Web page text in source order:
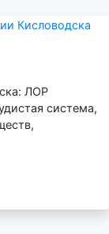
ЛОР
система,